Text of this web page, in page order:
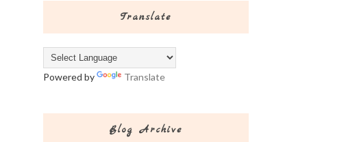
Translate
Powered by Translate
Blog Archive